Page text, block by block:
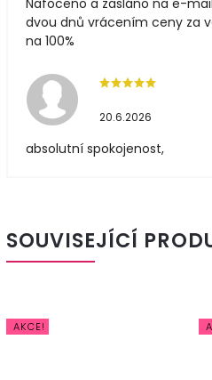
Nafoceno a zasláno na e-
dvou dnů vrácením ceny za
na 100%
20.6.2026
absolutní spokojenost,
SOUVISEJÍCÍ
AKCE!